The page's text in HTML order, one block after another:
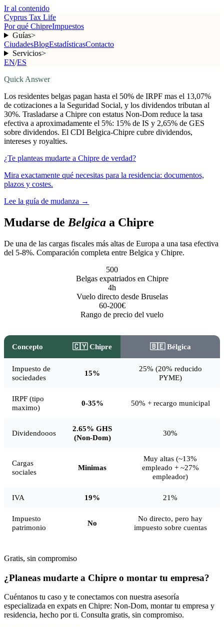
Ir al contenido
Cyprus Tax Life
Por qué ChipreImpuestos
Guías>
CiudadesBlogEstadísticasContacto
Servicios>
EN/ES
Quick Answer
Los residentes belgas pagan hasta el 50% de IRPF mas el 13,07%
de cotizaciones a la Seguridad Social, y los dividendos tributan al
30%. Trasladarse a Chipre con estatus Non-Dom reduce la tasa
efectiva a aproximadamente el 5%: 15% de IS y 2,65% de GES
sobre dividendos. El CDI Belgica-Chipre cubre dividendos,
intereses y royalties.
¿Te planteas mudarte a Chipre de verdad?
Mira exactamente qué necesitas para la residencia: documentos,
plazos y costes.
Lee la guía de mudanza →
Mudarse de Belgica a Chipre
De una de las cargas fiscales más altas de Europa a una tasa efectiva
del 5-8%. Comparación completa entre Belgica y Chipre.
500
Belgas expatriados en Chipre
4h
Vuelo directo desde Bruselas
60-200€
Rango de precio del vuelo
Concepto 🇨🇾 Chipre 🇧🇪 Bélgica
Impuesto de
sociedades
15%
25% (20% reducido
PYME)
IRPF (tipo
maximo)
0-35% 50% + recargo municipal
Dividendooos
2.65% GHS
(Non-Dom)
30%
Cargas
sociales
Minimas
Muy altas (~13%
empleado + ~27%
empleador)
IVA 19% 21%
Impuesto
patrimonio
No
No directo, pero hay
impuesto sobre cuentas
Gratis, sin compromiso
¿Planeas mudarte a Chipre o montar tu empresa?
Cuéntanos tu caso y te conectamos con nuestra asesoría
especializada en expats en Chipre: Non-Dom, montar tu empresa y
residencia, hecho por ti. Consulta gratis, sin compromiso.